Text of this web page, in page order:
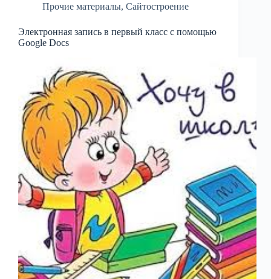
Прочие материалы, Сайтостроение
Электронная запись в первый класс с помощью
Google Docs